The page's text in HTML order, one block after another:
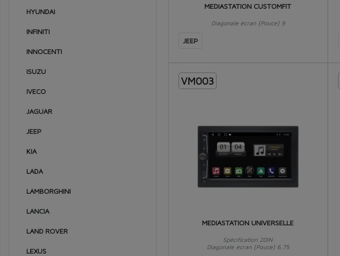
1984
1983
1982
1981
1976
1975
1974
HYUNDAI
INFINITI
INNOCENTI
ISUZU
IVECO
JAGUAR
JEEP
KIA
LADA
LAMBORGHINI
LANCIA
LAND ROVER
LEXUS
MEDIASTATION CUSTOMFIT
Diagonale écran [Pouce] 9
JEEP
VM003
MEDIASTATION UNIVERSELLE
Spécification 2DIN
Diagonale écran [Pouce] 6,75